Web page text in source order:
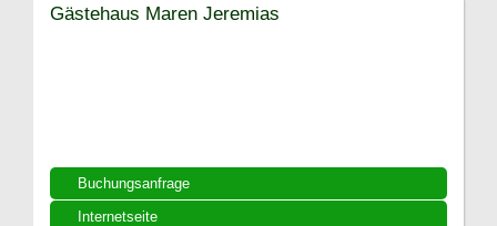
Buchungsanfrage
Internetseite
Gästehaus Maren Jeremias